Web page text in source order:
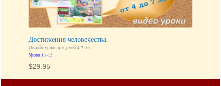
Достижения человечества.
Онлайн-уроки для детей 4-7 лет.
Уроки 11-15
$29.95